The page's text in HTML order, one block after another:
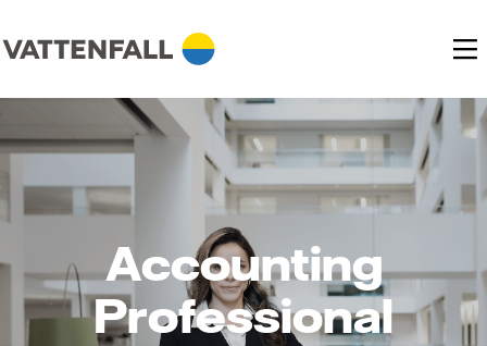
Accounting
Professional